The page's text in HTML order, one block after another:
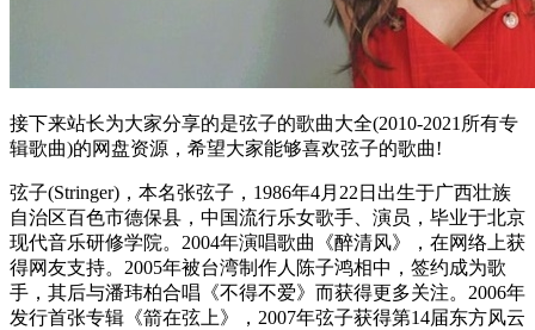
接下来站长为大家分享的是弦子的歌曲大全(2010-2021所有专
辑歌曲)的网盘资源，希望大家能够喜欢弦子的歌曲!
弦子(Stringer)，本名张弦子，1986年4月22日出生于广西壮族
自治区百色市德保县，中国流行乐女歌手、演员，毕业于北京
现代音乐研修学院。2004年演唱歌曲《醉清风》，在网络上获
得网友支持。2005年被台湾制作人陈子鸿相中，签约成为歌
手，其后与潘玮柏合唱《不得不爱》而获得更多关注。2006年
发行首张专辑《箭在弦上》，2007年弦子获得第14届东方风云